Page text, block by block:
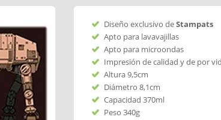
Diseño exclusivo deStampats
Apto para lavavajillas
Apto para microondas
Impresión de calidad y de por
Altura 9,5cm
Diámetro 8,1cm
Capacidad 370ml
Peso 340g